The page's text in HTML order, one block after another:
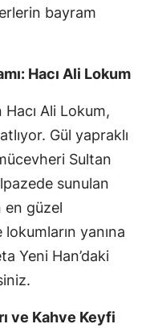
bayram
Hacı Ali Lokum
Ali Lokum,
Gül yapraklı
Sultan
sunulan
en güzel
yanına
Yeni Han’daki
ve Kahve Keyfi